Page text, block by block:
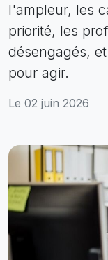
l'ampleur, les
priorité, les
désengagés,
pour agir.
Le 02 juin 2026